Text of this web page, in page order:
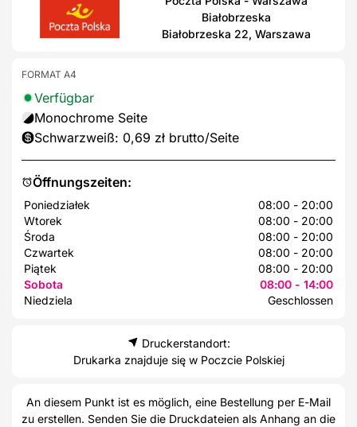
Białobrzeska
Białobrzeska 22, Warszawa
Öffnungszeiten:
Poniedziałek
08:00 - 20:00
Wtorek
08:00 - 20:00
Środa
08:00 - 20:00
Czwartek
08:00 - 20:00
Piątek
08:00 - 20:00
Sobota
08:00 - 14:00
Niedziela
Geschlossen
FORMAT A4
Verfügbar
Monochrome Seite
Schwarzweiß: 0,69 zł brutto/Seite
Druckerstandort:
Drukarka znajduje się w Poczcie Polskiej
An diesem Punkt ist es möglich, eine Bestellung per E-Mail
zu erstellen. Senden Sie die Druckdateien als Anhang an die